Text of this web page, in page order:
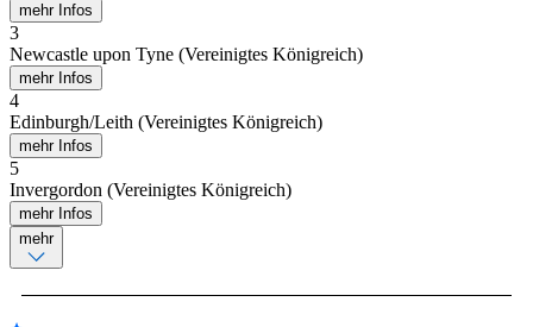
mehr Infos
3
Newcastle upon Tyne (Vereinigtes Königreich)
mehr Infos
4
Edinburgh/Leith (Vereinigtes Königreich)
mehr Infos
5
Invergordon (Vereinigtes Königreich)
mehr Infos
mehr